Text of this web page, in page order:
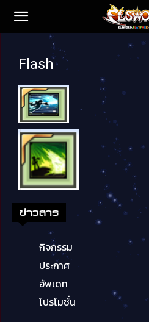
Flash
ข่าวสาร
กิจกรรม
ประกาศ
อัพเดท
โปรโมชั่น